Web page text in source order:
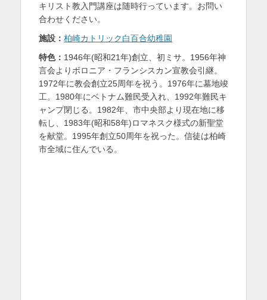
キリスト教入門講座は随時行っています。お問い
合わせください。
施設： 柏崎カトリック白百合幼稚園
特色： 1946年(昭和21年)創立、初ミサ。1956年神
言会よりボロニア・フランシスカン宣教会引継。
1972年に教会創立25周年を祝う。1976年に墓地竣
工。1980年にベトナム難民受入れ、1992年難民キ
ャンプ閉じる。1982年、市中央部より現在地に移
転し、1983年(昭和58年)ロマネスク様式の新聖堂
を献堂。1995年創立50周年を祝った。信徒は柏崎
市全域に住んでいる。